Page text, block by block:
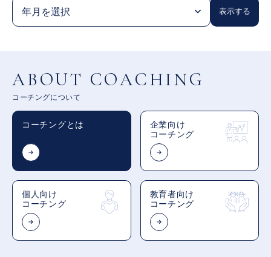
ABOUT COACHING
コーチングについて
コーチングとは
企業向け
コーチング
個人向け
コーチング
教育者向け
コーチング